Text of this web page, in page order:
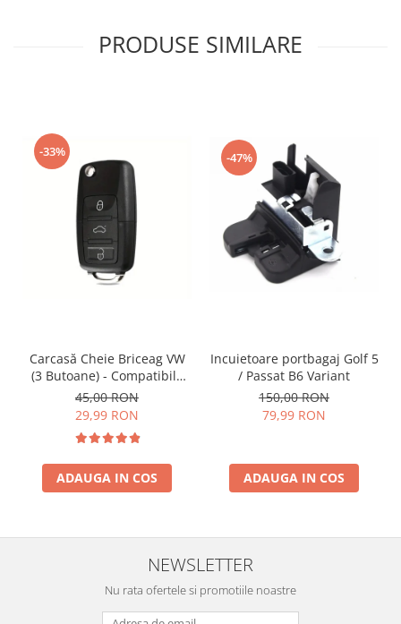
PRODUSE SIMILARE
-33%
Carcasă Cheie Briceag VW
(3 Butoane) - Compatibilă
Golf 5, Jetta, Touran etc
45,00 RON
29,99 RON
ADAUGA IN COS
-47%
Incuietoare portbagaj Golf 5
/ Passat B6 Variant
150,00 RON
79,99 RON
ADAUGA IN COS
NEWSLETTER
Nu rata ofertele si promotiile noastre